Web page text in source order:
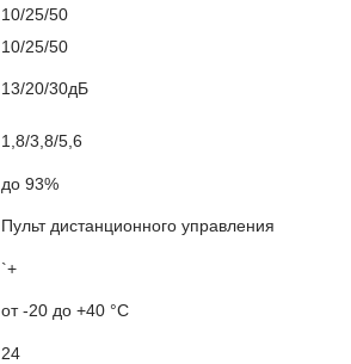
10/25/50
10/25/50
13/20/30дБ
1,8/3,8/5,6
до 93%
Пульт дистанционного управления
`+
от -20 до +40 °C
24